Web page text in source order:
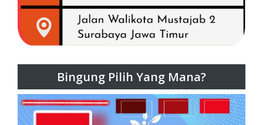
Bingung Pilih Yang Mana?